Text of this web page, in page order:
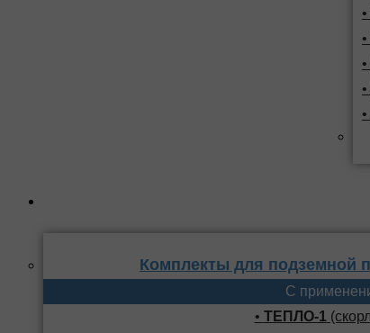
Комплекты для подземной
С
• ТЕПЛО-1